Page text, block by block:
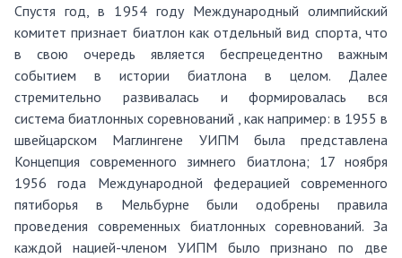
Спустя год, в 1954 году Международный олимпийский
комитет признает биатлон как отдельный вид спорта , что
в свою очередь является беспрецедентно важным
событием в истории биатлона в целом. Далее
стремительно развивалась и формировалась вся
система биатлонных соревнований как например: в 1955 в
швейцарском Маглингене УИПМ была представлена
Концепция современного зимнего биатлона; 17 ноября
1956 года Международной федерацией современного
пятиборья в Мельбурне были одобрены правила
проведения современных биатлонных соревнований. За
каждой нацией-членом УИПМ было признано по две